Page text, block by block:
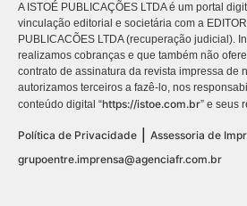
A ISTOÉ PUBLICAÇÕES LTDA é um portal
vinculação editorial e societária com a
PUBLICACÕES LTDA (recuperação judicial).
realizamos cobranças e que também não
contrato de assinatura da revista impressa de
autorizamos terceiros a fazê-lo, nos
conteúdo digital “https://istoe.com.br” e seus
Política de Privacidade
Assessoria de
grupoentre.imprensa@agenciafr.com.br